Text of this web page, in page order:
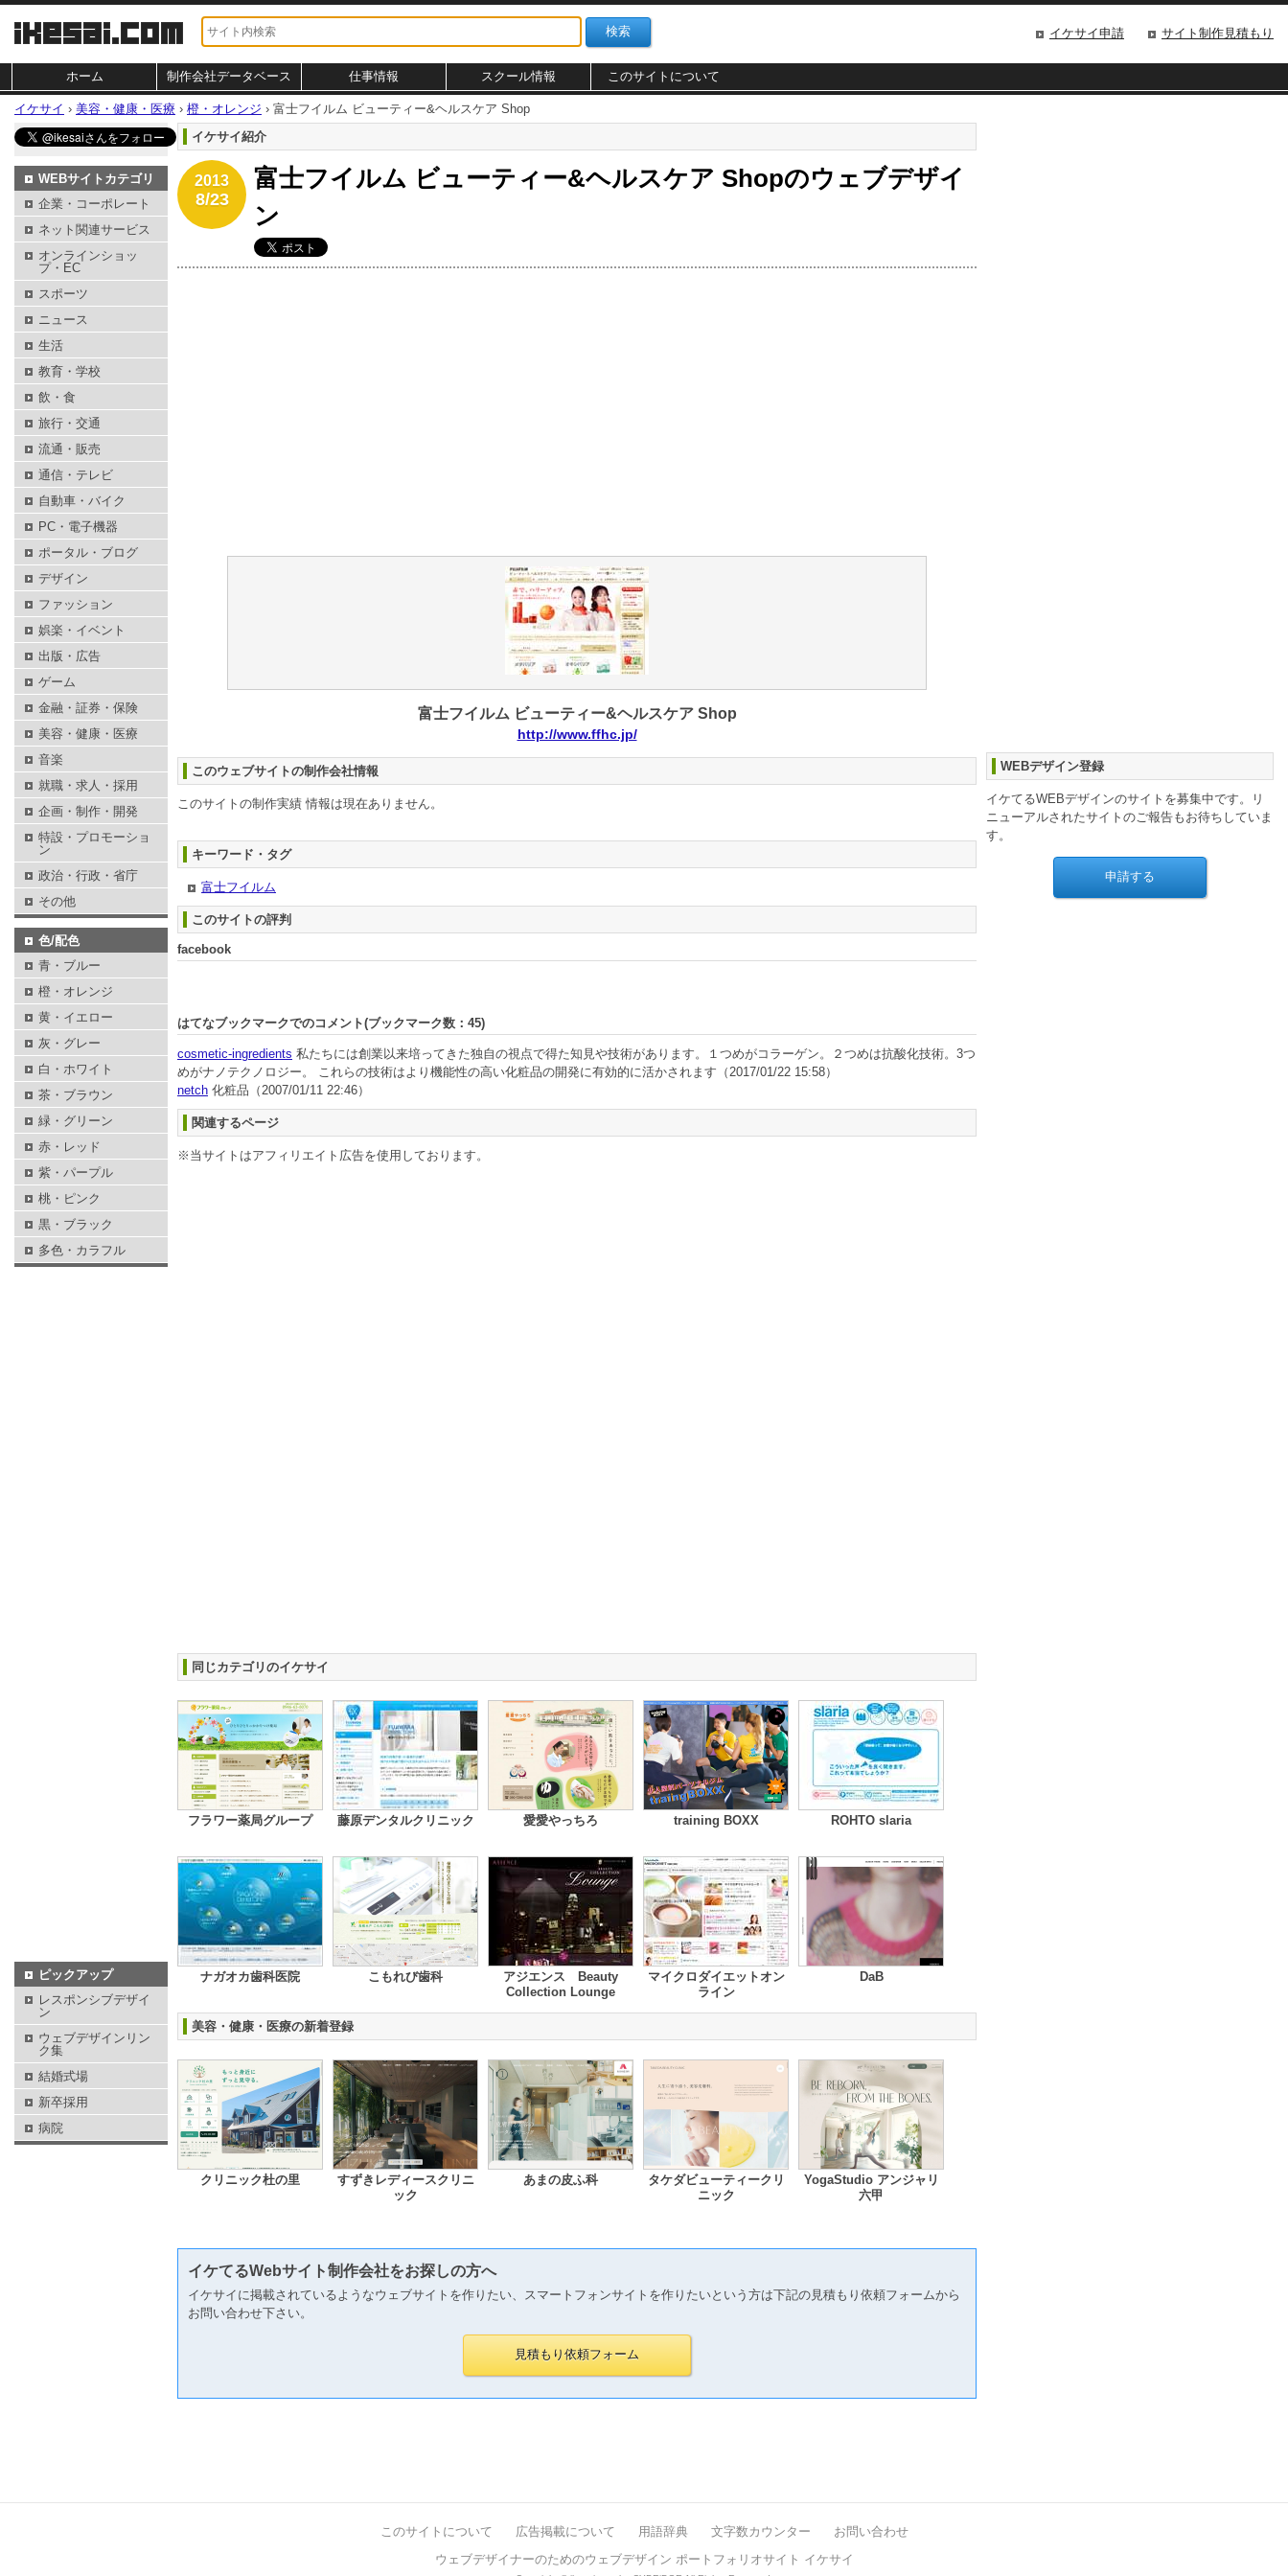
ホーム 制作会社データベース 仕事情報 スクール情報 このサイトについて
イケサイ申請 サイト制作見積もり
イケサイ › 美容・健康・医療 › 橙・オレンジ › 富士フイルム ビューティー&ヘルスケア Shop
イケサイ紹介
2013
8/23
富士フイルム ビューティー&ヘルスケア Shopのウェブデザイ
ン
富士フイルム ビューティー&ヘルスケア Shop
http://www.ffhc.jp/
このウェブサイトの制作会社情報
このサイトの制作実績 情報は現在ありません。
キーワード・タグ
富士フイルム
このサイトの評判
facebook
はてなブックマークでのコメント(ブックマーク数： 45)
cosmetic-ingredients 私たちには創業以来培ってきた独自の視点で得た知見や技術があります。１つめがコラーゲン。２つめは抗酸化技術。3つ
めがナノテクノロジー。 これらの技術はより機能性の高い化粧品の開発に有効的に活かされます （2017/01/22 15:58）
netch 化粧品 （2007/01/11 22:46）
関連するページ
※当サイトはアフィリエイト広告を使用しております。
同じカテゴリのイケサイ
フラワー薬局グループ 藤原デンタルクリニック 愛愛やっちろ training BOXX ROHTO slaria
ナガオカ歯科医院 こもれび歯科
アジエンス Beauty
Collection Lounge
マイクロダイエットオン
ライン
DaB
美容・健康・医療の新着登録
クリニック杜の里
すずきレディースクリニ
ック
あまの皮ふ科
タケダビューティークリ
ニック
YogaStudio アンジャリ
六甲
イケてるWebサイト制作会社をお探しの方へ
イケサイに掲載されているようなウェブサイトを作りたい、スマートフォンサイトを作りたいという方は下記の見積もり依頼フォームから
お問い合わせ下さい。
WEBデザイン登録
イケてるWEBデザインのサイトを募集中です。リ
ニューアルされたサイトのご報告もお待ちしていま
す。
WEBサイトカテゴリ
企業・コーポレート
ネット関連サービス
オンラインショッ
プ・EC
スポーツ
ニュース
生活
教育・学校
飲・食
旅行・交通
流通・販売
通信・テレビ
自動車・バイク
PC・電子機器
ポータル・ブログ
デザイン
ファッション
娯楽・イベント
出版・広告
ゲーム
金融・証券・保険
美容・健康・医療
音楽
就職・求人・採用
企画・制作・開発
特設・プロモーショ
ン
政治・行政・省庁
その他
色/配色
青・ブルー
橙・オレンジ
黄・イエロー
灰・グレー
白・ホワイト
茶・ブラウン
緑・グリーン
赤・レッド
紫・パープル
桃・ピンク
黒・ブラック
多色・カラフル
ピックアップ
レスポンシブデザイ
ン
ウェブデザインリン
ク集
結婚式場
新卒採用
病院
このサイトについて 広告掲載について 用語辞典 文字数カウンター
お問い合わせ
ウェブデザイナーのためのウェブデザイン ポートフォリオサイト イケサイ